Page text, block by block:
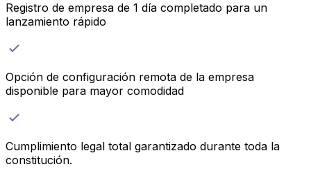
Registro de empresa de 1 día completado para un
lanzamiento rápido
Opción de configuración remota de la empresa
disponible para mayor comodidad
Cumplimiento legal total garantizado durante toda la
constitución.